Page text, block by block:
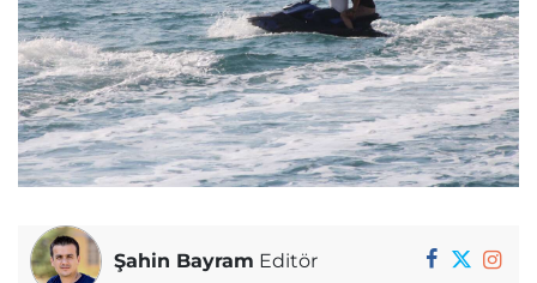
Şahin Bayram Editör